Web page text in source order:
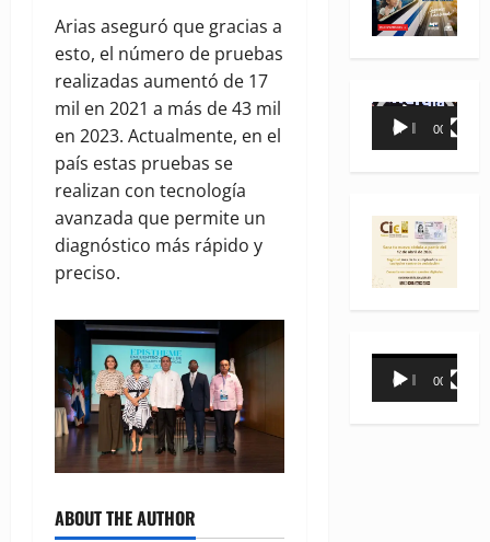
Arias aseguró que gracias a
esto, el número de pruebas
realizadas aumentó de 17
mil en 2021 a más de 43 mil
en 2023. Actualmente, en el
país estas pruebas se
realizan con tecnología
avanzada que permite un
diagnóstico más rápido y
preciso.
ABOUT THE AUTHOR
Reproductor
00:00 00:35
Reproductor
00:00 00:31